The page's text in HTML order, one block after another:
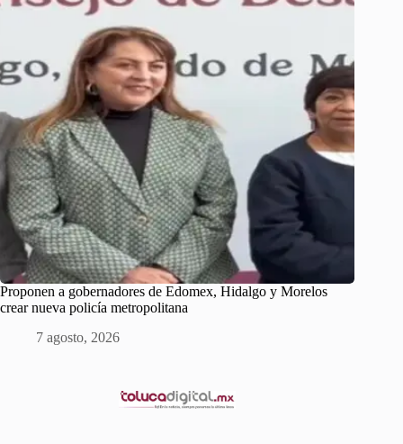
Proponen a gobernadores de Edomex, Hidalgo y Morelos
crear nueva policía metropolitana
7 agosto, 2026